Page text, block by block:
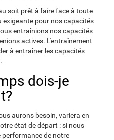
soit prêt à faire face à toute
pour nos capacités
entraînions nos capacités
actives. L'entraînement
à entraîner les capacités
dois-je
aurons besoin, variera en
état de départ : si nous
de notre